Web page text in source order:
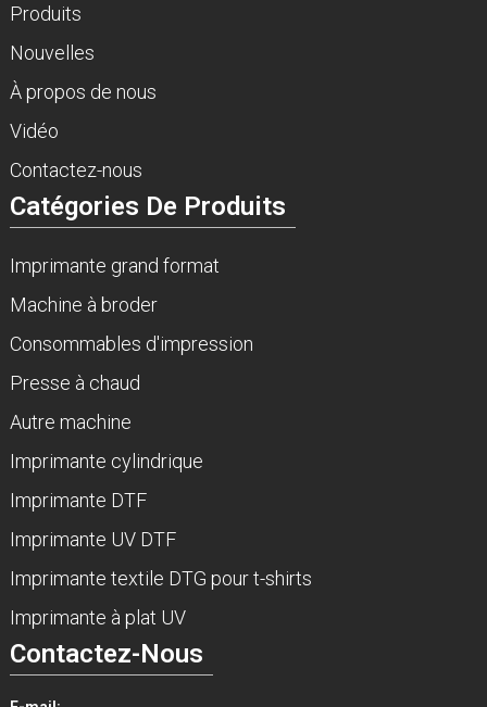
Produits
Nouvelles
À propos de nous
Vidéo
Contactez-nous
Catégories De Produits
Imprimante grand format
Machine à broder
Consommables d'impression
Presse à chaud
Autre machine
Imprimante cylindrique
Imprimante DTF
Imprimante UV DTF
Imprimante textile DTG pour t-shirts
Imprimante à plat UV
Contactez-Nous